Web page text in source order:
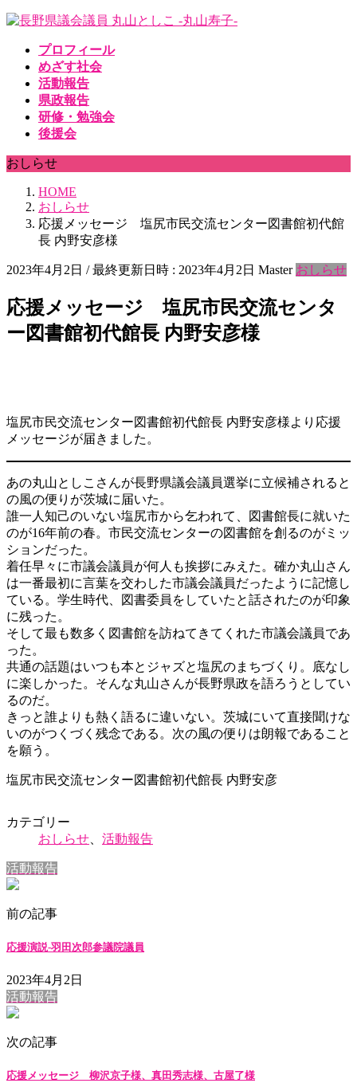
コ
ッ
プ
ナ
移
動
プロフィール
めざす社会
活動報告
県政報告
研修・勉強会
後援会
おしらせ
HOME
おしらせ
応援メッセージ 塩尻市民交流センター図書館初代館
長 内野安彦様
2023年4月2日 / 最終更新日時 : 2023年4月2日 Master おしらせ
応援メッセージ 塩尻市民交流センタ
ー図書館初代館長 内野安彦様
塩尻市民交流センター図書館初代館長 内野安彦様より応援
メッセージが届きました。
あの丸山としこさんが長野県議会議員選挙に立候補されると
の風の便りが茨城に届いた。
誰一人知己のいない塩尻市から乞われて、図書館長に就いた
のが16年前の春。市民交流センターの図書館を創るのがミッ
ションだった。
着任早々に市議会議員が何人も挨拶にみえた。確か丸山さん
は一番最初に言葉を交わした市議会議員だったように記憶し
ている。学生時代、図書委員をしていたと話されたのが印象
に残った。
そして最も数多く図書館を訪ねてきてくれた市議会議員であ
った。
共通の話題はいつも本とジャズと塩尻のまちづくり。底なし
に楽しかった。そんな丸山さんが長野県政を語ろうとしてい
るのだ。
きっと誰よりも熱く語るに違いない。茨城にいて直接聞けな
いのがつくづく残念である。次の風の便りは朗報であること
を願う。
塩尻市民交流センター図書館初代館長 内野安彦
カテゴリー
おしらせ
活動報告
活動報告
前の記事
応援演説-羽田次郎参議院議員
2023年4月2日
活動報告
次の記事
応援メッセージ 柳沢京子様、真田秀志様、古屋了様